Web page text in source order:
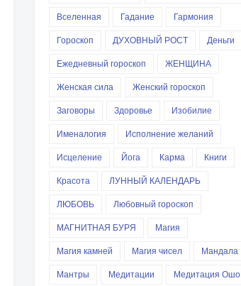
Вселенная
Гадание
Гармония
Гороскоп
ДУХОВНЫЙ РОСТ
Деньги
Ежедневный гороскоп
ЖЕНЩИНА
Женская сила
Женский гороскоп
Заговоры
Здоровье
Изобилие
Именалогия
Исполнение желаний
Исцеление
Йога Карма
Книги
Красота
ЛУННЫЙ КАЛЕНДАРЬ
ЛЮБОВЬ
Любовный гороскоп
МАГНИТНАЯ БУРЯ
Магия
Магия камней
Магия чисел
Мандала
Мантры
Медитации
Медитация Ошо